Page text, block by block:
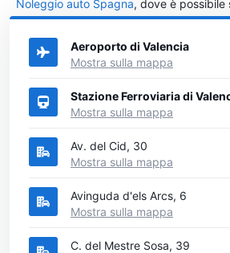
Noleggio auto Spagna, dove è possibile
città in Spagna si vuole noleggiare l'auto.
Aeroporto di Valencia
Mostra sulla mappa
Stazione Ferroviaria di
Mostra sulla mappa
Av. del Cid, 30
Mostra sulla mappa
Avinguda d'els Arcs, 6
Mostra sulla mappa
C. del Mestre Sosa, 39